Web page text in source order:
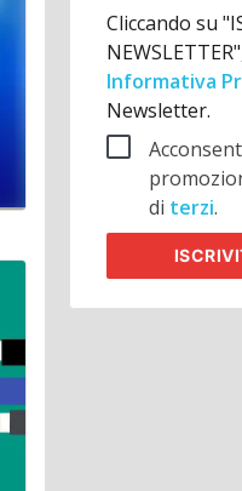
Cliccando su
Informativa
Newsletter.
di terzi.